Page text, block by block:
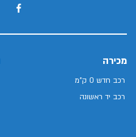
מכירה
רכב חדש 0 ק"מ
רכב יד ראשונה